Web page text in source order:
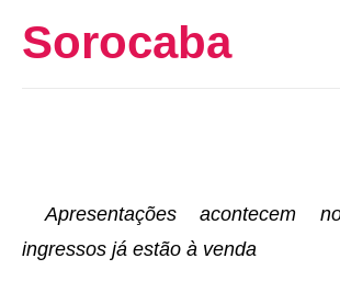
Sorocaba
Apresentações acontecem
ingressos já estão à venda